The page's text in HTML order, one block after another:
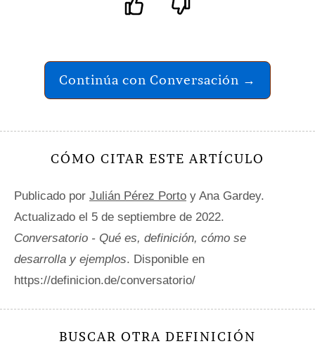
Continúa con Conversación →
CÓMO CITAR ESTE ARTÍCULO
Publicado por Julián Pérez Porto y Ana Gardey.
Actualizado el 5 de septiembre de 2022.
Conversatorio - Qué es, definición, cómo se
desarrolla y ejemplos. Disponible en
https://definicion.de/conversatorio/
BUSCAR OTRA DEFINICIÓN